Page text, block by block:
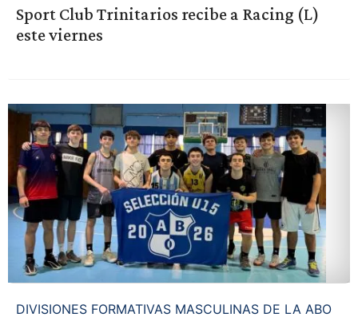
Sport Club Trinitarios recibe a Racing (L)
este viernes
DIVISIONES FORMATIVAS MASCULINAS DE LA ABO